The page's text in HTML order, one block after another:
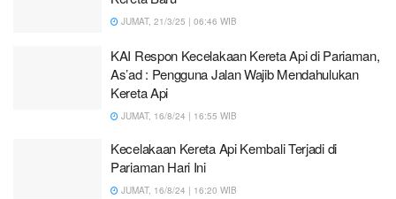
JUMAT, 21/3/25 | 06:46 WIB
KAI Respon Kecelakaan Kereta Api di Pariaman,
As’ad : Pengguna Jalan Wajib Mendahulukan
Kereta Api
JUMAT, 16/8/24 | 16:55 WIB
Kecelakaan Kereta Api Kembali Terjadi di
Pariaman Hari Ini
JUMAT, 16/8/24 | 16:20 WIB